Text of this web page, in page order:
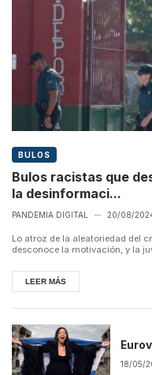
BULOS
Bulos racistas que
la desinformaci...
PANDEMIA DIGITAL — 20/08/
Lo atroz de la aleatoriedad del
desconoce la motivación, y la
LEER MÁS
18/05/